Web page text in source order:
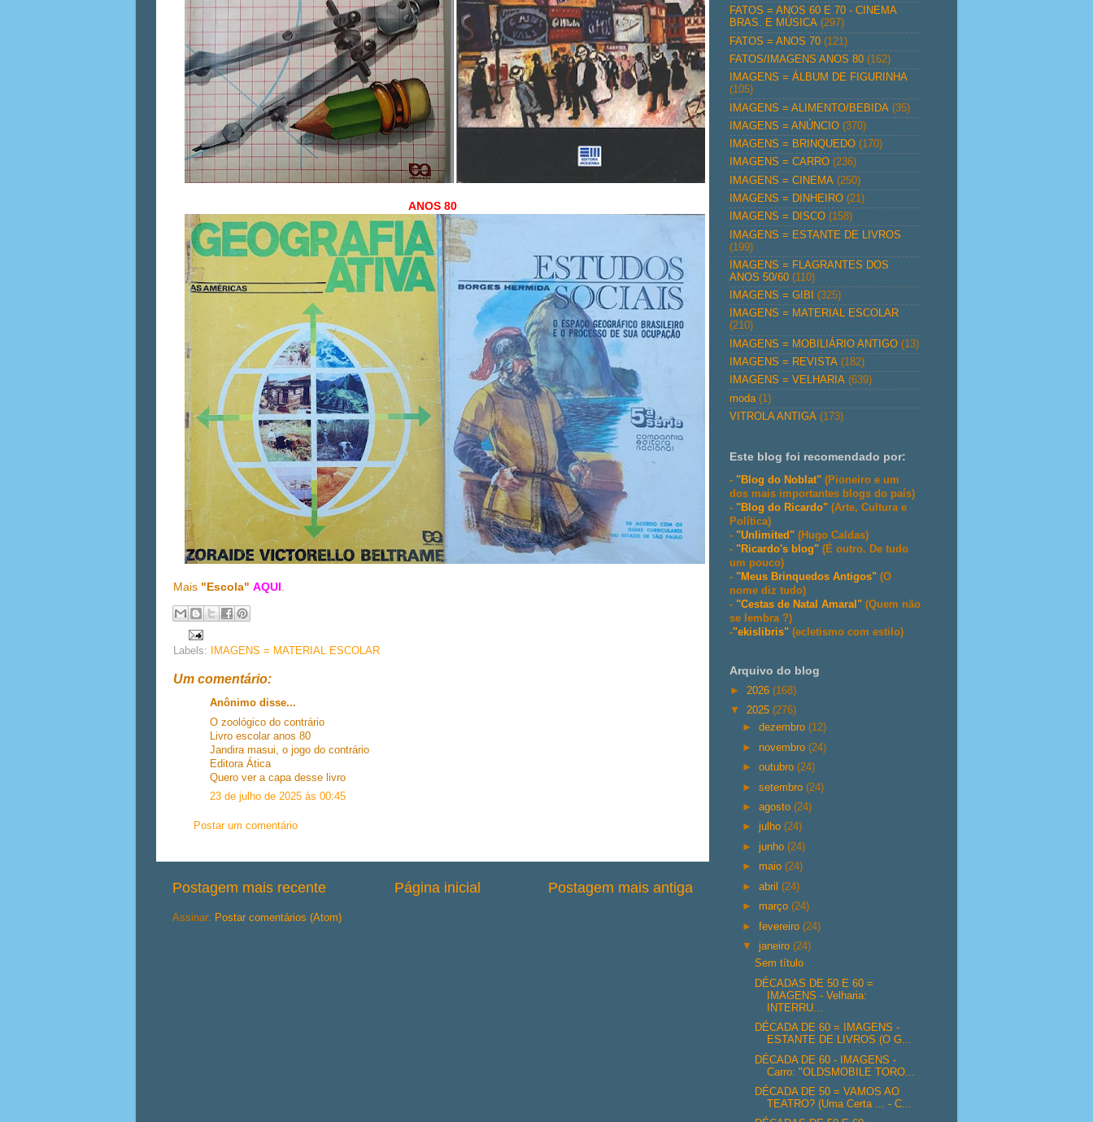
ANOS 80
Mais "Escola" AQUI.
Labels: IMAGENS = MATERIAL ESCOLAR
Um comentário:
Anônimo disse...
O zoológico do contrário
Livro escolar anos 80
Jandira masui, o jogo do contrário
Editora Ática
Quero ver a capa desse livro
23 de julho de 2025 às 00:45
Postar um comentário
Postagem mais recente Postagem mais antiga
Página inicial
Assinar: Postar comentários (Atom)
FATOS = ANOS 60 E 70 - CINEMA
BRAS. E MÚSICA (297)
FATOS = ANOS 70 (121)
FATOS/IMAGENS ANOS 80 (162)
IMAGENS = ÁLBUM DE FIGURINHA
(105)
IMAGENS = ALIMENTO/BEBIDA (35)
IMAGENS = ANÚNCIO (370)
IMAGENS = BRINQUEDO (170)
IMAGENS = CARRO (236)
IMAGENS = CINEMA (250)
IMAGENS = DINHEIRO (21)
IMAGENS = DISCO (158)
IMAGENS = ESTANTE DE LIVROS
(199)
IMAGENS = FLAGRANTES DOS
ANOS 50/60 (110)
IMAGENS = GIBI
(325)
IMAGENS = MATERIAL ESCOLAR
(210)
IMAGENS = MOBILIÁRIO ANTIGO (13)
IMAGENS = REVISTA (182)
IMAGENS = VELHARIA (639)
moda (1)
VITROLA ANTIGA (173)
Este blog foi recomendado por:
- "Blog do Noblat" (Pioneiro e um
dos mais importantes blogs do país)
- "Blog do Ricardo" (Arte, Cultura e
Política)
- "Unlimited" (Hugo Caldas)
- "Ricardo's blog" (É outro. De tudo
um pouco)
- "Meus Brinquedos Antigos" (O
nome diz tudo)
- "Cestas de Natal Amaral" (Quem não
se lembra ?)
-"ekislibris" (ecletismo com estilo)
Arquivo do blog
► 2026 (168)
▼ 2025 (276)
►dezembro(12)
► novembro(24)
►outubro(24)
►setembro(24)
►agosto(24)
►julho(24)
►junho(24)
► maio(24)
►abril(24)
► março(24)
►fevereiro(24)
▼janeiro(24)
Sem título
DÉCADAS DE 50 E 60 =
IMAGENS - Velharia:
INTERRU...
DÉCADA DE 60 = IMAGENS -
ESTANTE DE LIVROS (O G...
DÉCADA DE 60 - IMAGENS -
Carro: "OLDSMOBILE TORO...
DÉCADA DE 50 = VAMOS AO
TEATRO? (Uma Certa ... - C...